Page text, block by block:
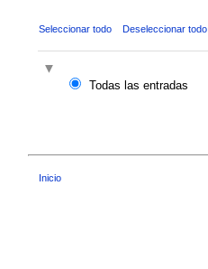
Seleccionar todo Deseleccionar todo
Todas las entradas
Inicio